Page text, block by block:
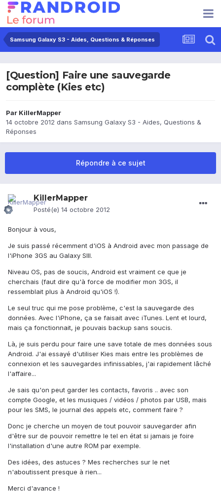
Samsung Galaxy S3 - Aides, Questions & Réponses
[Question] Faire une sauvegarde
complète (Kies etc)
Par KillerMapper
14 octobre 2012 dans Samsung Galaxy S3 - Aides, Questions &
Réponses
Répondre à ce sujet
KillerMapper
Posté(e) 14 octobre 2012
Bonjour à vous,
Je suis passé récemment d'iOS à Android avec mon passage de
l'iPhone 3GS au Galaxy SIII.
Niveau OS, pas de soucis, Android est vraiment ce que je
cherchais (faut dire qu'à force de modifier mon 3GS, il
ressemblait plus à Android qu'iOS !).
Le seul truc qui me pose problème, c'est la sauvegarde des
données. Avec l'iPhone, ça se faisait avec iTunes. Lent et lourd,
mais ça fonctionnait, je pouvais backup sans soucis.
Là, je suis perdu pour faire une save totale de mes données sous
Android. J'ai essayé d'utiliser Kies mais entre les problèmes de
connexion et les sauvegardes infinissables, j'ai rapidement lâché
l'affaire...
Je sais qu'on peut garder les contacts, favoris .. avec son
compte Google, et les musiques / vidéos / photos par USB, mais
pour les SMS, le journal des appels etc, comment faire ?
Donc je cherche un moyen de tout pouvoir sauvegarder afin
d'être sur de pouvoir remettre le tel en état si jamais je foire
l'installation d'une autre ROM par exemple.
Des idées, des astuces ? Mes recherches sur le net
n'aboutissent presque à rien...
Merci d'avance !